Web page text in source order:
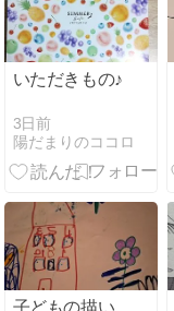
いただきもの♪
3日前
陽だまりのココロ